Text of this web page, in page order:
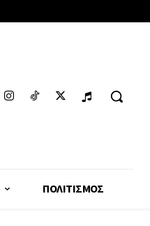
ΠΟΛΙΤΙΣΜΌΣ